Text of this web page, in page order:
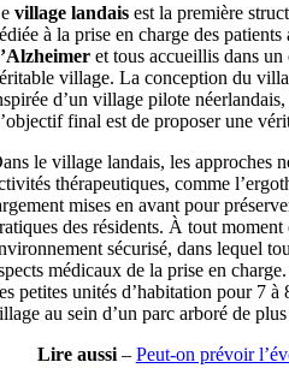
village landaisest la première
à la prise en charge des patients
et tous accueillis dans un
village. La conception du
d’un village pilote
final est de proposer une
le village landais, les approches
thérapeutiques, comme
mises en avant pour
des résidents. À tout
sécurisé, dans lequel
médicaux de la prise en
petites unités d’habitation pour 7 à
au sein d’un parc arboré de
Lire aussi– Peut-on prévoir